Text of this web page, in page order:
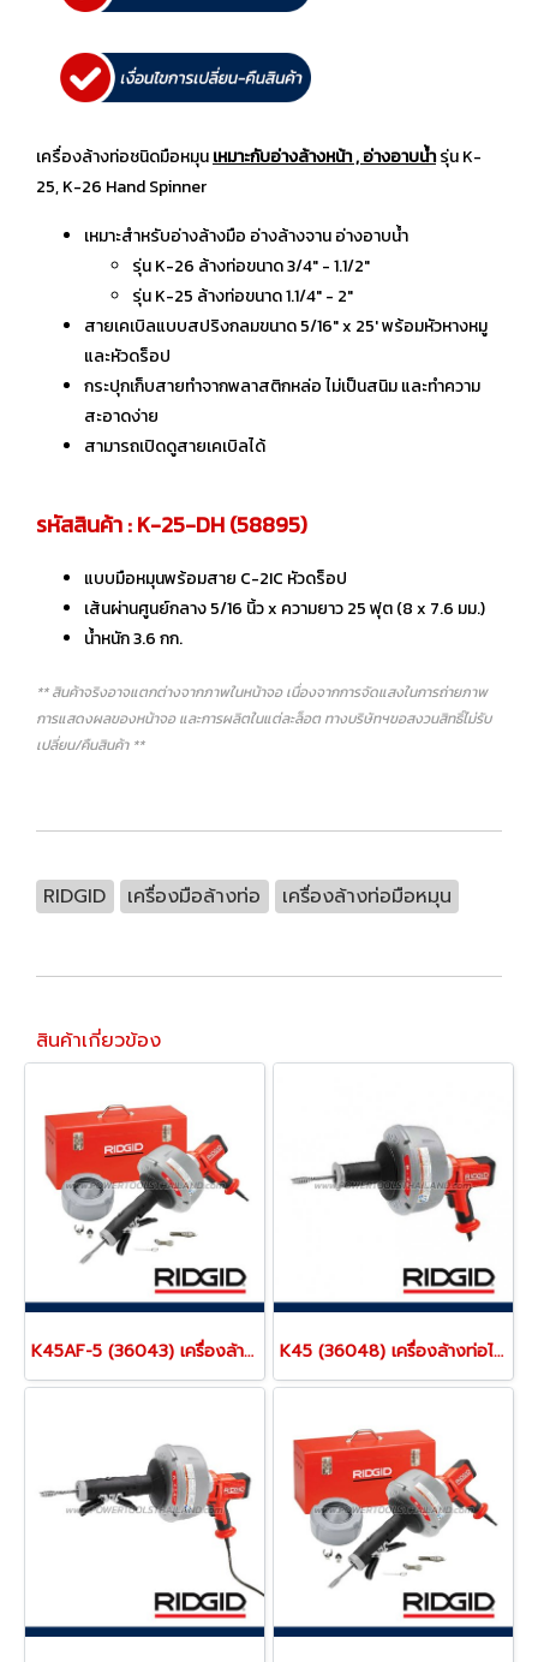
เครื่องล้างท่อชนิดมือหมุนเหมาะกับอ่างล้างหน้า , อ่างอาบน้ำรุ่น K-
25, K-26 Hand Spinner
เหมาะสำหรับอ่างล้างมือ อ่างล้างจาน อ่างอาบน้ำ
รุ่น K-26 ล้างท่อขนาด 3/4" - 1.1/2"
รุ่น K-25 ล้างท่อขนาด 1.1/4" - 2"
สายเคเบิลแบบสปริงกลมขนาด 5/16" x 25' พร้อมหัวหางหมู
และหัวดร็อป
กระปุกเก็บสายทำจากพลาสติกหล่อ ไม่เป็นสนิม และทำความ
สะอาดง่าย
สามารถเปิดดูสายเคเบิลได้
รหัสสินค้า : K-25-DH (58895)
แบบมือหมุนพร้อมสาย C-2IC หัวดร็อป
เส้นผ่านศูนย์กลาง 5/16 นิ้ว x ความยาว 25 ฟุต (8 x 7.6 มม.)
น้ำหนัก 3.6 กก.
** สินค้าจริงอาจแตกต่างจากภาพในหน้าจอ เนื่องจากการจัดแสงในการถ่ายภาพ
การแสดงผลของหน้าจอ และการผลิตในแต่ละล็อต ทางบริษัทฯขอสงวนสิทธิ์ไม่รับ
เปลี่ยน/คืนสินค้า **
RIDGID เครื่องมือล้างท่อ เครื่องล้างท่อมือหมุน
สินค้าเกี่ยวข้อง
K45AF-5 (36043) เครื่องล้างท่อไฟฟ้า 3/4”-2.1/2” นิ้ว (19-64 มม.) พร้อมสายเคเบิ้ล C-1IC + หัวหางหมู 5/16” ยาว 25 ฟุต + สายเคเบิ้ล C-6 + ชุดหัวล้างท่อ T250 + กล่องเครื่องมือ (ใช้กับขนาดสาย 5/16” และ 3/8” ได้) AUTOFEED ริดยิท “RIDGID” USA. K45 (36048) เครื่องล้างท่อไฟฟ้า 3/4”-2.1/2” นิ้ว (19-64 มม.) เฉพาะตัวเครื่อง ริดยิท “RIDGID” USA.